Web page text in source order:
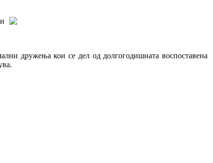
дружења кои се дел од долгогодишната воспоставена